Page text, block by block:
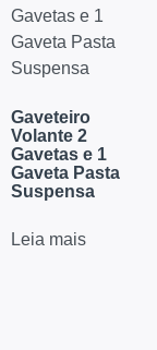
Gaveteiro
Volante 2
Gavetas e 1
Gaveta Pasta
Suspensa
Leia mais